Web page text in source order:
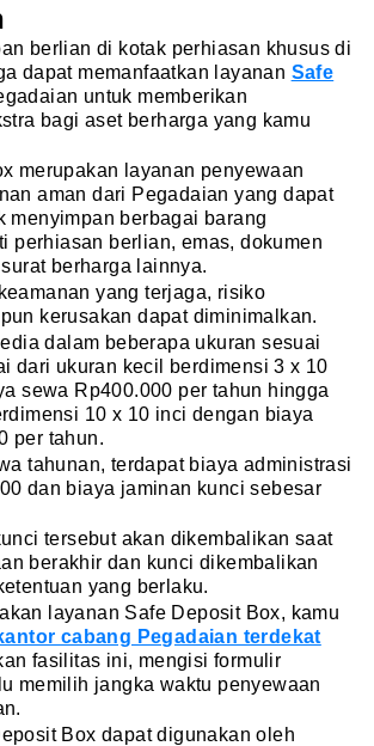
berlian di kotak perhiasan khusus di
dapat memanfaatkan layanan Safe
untuk memberikan
bagi aset berharga yang kamu
merupakan layanan penyewaan
aman dari Pegadaian yang dapat
menyimpan berbagai barang
perhiasan berlian, emas, dokumen
berharga lainnya.
yang terjaga, risiko
kerusakan dapat diminimalkan.
dalam beberapa ukuran sesuai
dari ukuran kecil berdimensi 3 x 10
sewa Rp400.000 per tahun hingga
10 x 10 inci dengan biaya
per tahun.
tahunan, terdapat biaya administrasi
dan biaya jaminan kunci sebesar
tersebut akan dikembalikan saat
berakhir dan kunci dikembalikan
yang berlaku.
layanan Safe Deposit Box, kamu
cabang Pegadaian terdekat
fasilitas ini, mengisi formulir
memilih jangka waktu penyewaan
Box dapat digunakan oleh